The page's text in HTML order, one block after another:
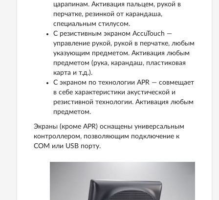
царапинам. Активация пальцем, рукой в
перчатке, резинкой от карандаша,
специальным стилусом.
С резистивным экраном AccuTouch —
управление рукой, рукой в перчатке, любым
указующим предметом. Активация любым
предметом (рука, карандаш, пластиковая
карта и т.д.).
С экраном по технологии APR — совмещает
в себе характеристики акустической и
резистивной технологии. Активация любым
предметом.
Экраны (кроме APR) оснащены универсальным
контроллером, позволяющим подключение к
COM или USB порту.